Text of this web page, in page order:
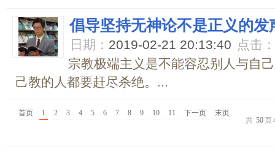
倡导坚持无神论不是正义的发
日期： 2019-02-21 20:13:40 点击：
宗教极端主义是不能容忍别人与自
己教的人都要赶尽杀绝。...
首页 1 2 3 4 5 6 7 8 9 10 11 下一页
末页
共 50页